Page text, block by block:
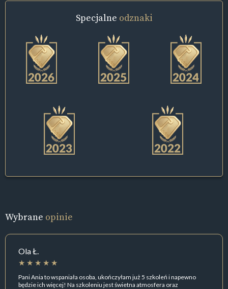
Specjalne odznaki
Wybrane opinie
Ola Ł.
Pani Ania to wspaniała osoba, ukończyłam już 5 szkoleń i napewno
będzie ich więcej! Na szkoleniu jest świetna atmosfera oraz